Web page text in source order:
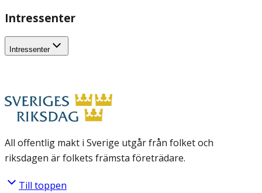
Intressenter
Intressenter
All offentlig makt i Sverige utgår från folket och
riksdagen är folkets främsta företrädare.
Till toppen